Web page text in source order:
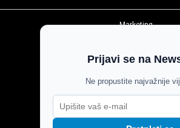
Marketing
Impressum
Pravila komentiranja
Agroglas
Prijavi se na
Ne propustite najvažnije